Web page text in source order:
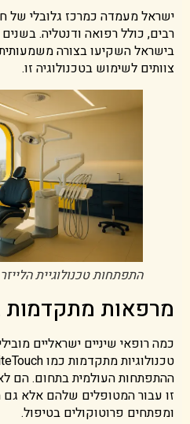
ישראל מעמדה כמרכז גלובלי של
רבים, כולל רפואה ודנטליה.
בישראל השקיעו בצורה
צוותים לשימוש בטכנולוגיה זו.
התפתחות טכנולוגיית
מרפאות מתקדמות
כמה רופאי שיניים ישראליים
ההתפתחות העולמית בתחום. הם
זו עבור המטופלים שלהם אלא גם
ומפתחים פרוטוקולים בטיפול.